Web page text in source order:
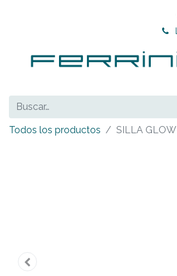
Todos los productos SILLA GLOW